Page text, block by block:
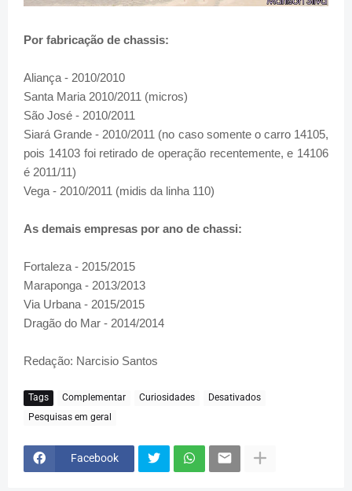
Por fabricação de chassis:
Aliança - 2010/2010
Santa Maria 2010/2011 (micros)
São José - 2010/2011
Siará Grande - 2010/2011 (no caso somente o carro 14105,
pois 14103 foi retirado de operação recentemente, e 14106
é 2011/11)
Vega - 2010/2011 (midis da linha 110)
As demais empresas por ano de chassi:
Fortaleza - 2015/2015
Maraponga - 2013/2013
Via Urbana - 2015/2015
Dragão do Mar - 2014/2014
Redação: Narcisio Santos
Tags Complementar Curiosidades
Desativados
Pesquisas em geral
Facebook